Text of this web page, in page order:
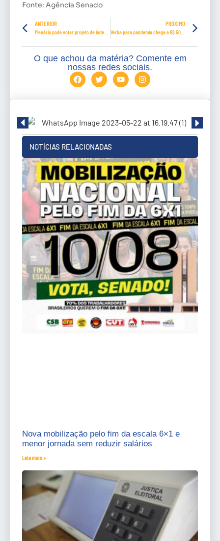
Fonte: Agência Senado
ANTERIOR PRÓXIMO
Verba para pandemia chega a R$ 500 bi, mas execução ainda está abaixo de 50%
O que achou da matéria? Comente em
nossas redes sociais.
NOTÍCIAS RELACIONADAS
Nova mobilização pelo fim da escala 6×1 e
menor jornada sem reduzir salários
Leia mais »